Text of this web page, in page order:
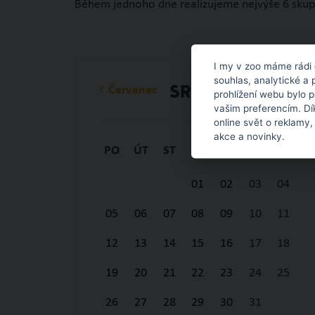
Během jednoho dne realizujeme nejvýše 6
Červenec Srpen
PO ÚT ST
01 02 03 04
05 06 07 08 09 10 11
12 13 14 15 16 17 18
19 20 21 22 23 24 25
26 27 28 29 30 31
I my v zoo máme rádi
souhlas, analytické a
prohlížení webu bylo
vašim preferencím.
online svět o
akce a novinky.